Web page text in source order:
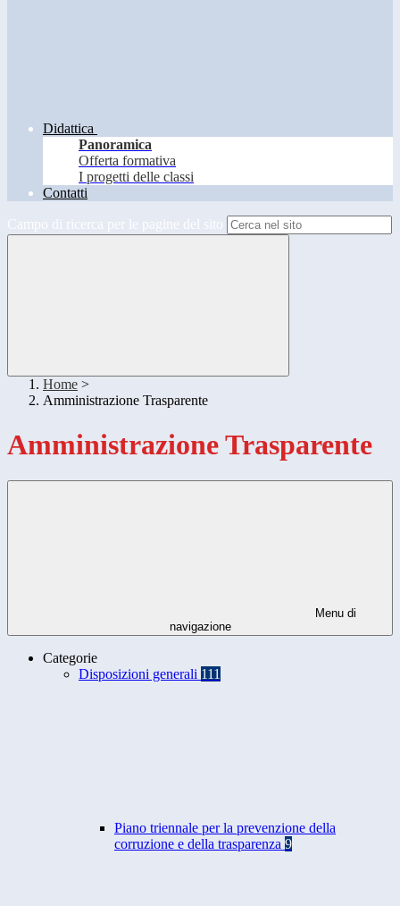
Didattica
Panoramica
Offerta formativa
I progetti delle classi
Contatti
Campo di ricerca per le pagine del sito
Home >
Amministrazione Trasparente
Amministrazione Trasparente
Menu di
navigazione
Categorie
Disposizioni generali 111
Piano triennale per la prevenzione della
corruzione e della trasparenza 9